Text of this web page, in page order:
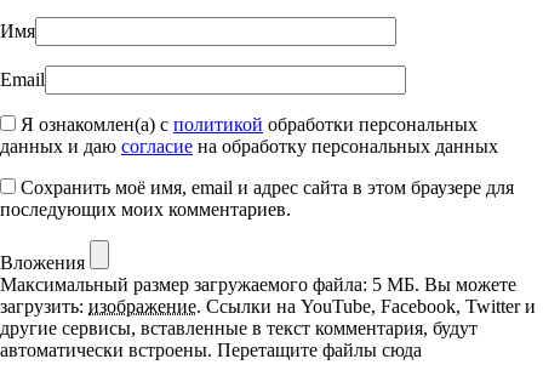
Имя
Email
Я ознакомлен(а) с политикой обработки персональных
данных и даю согласие на обработку персональных данных
Сохранить моё имя, email и адрес сайта в этом браузере для
последующих моих комментариев.
Вложения
Максимальный размер загружаемого файла: 5 МБ. Вы можете
загрузить: изображение. Ссылки на YouTube, Facebook, Twitter и
другие сервисы, вставленные в текст комментария, будут
автоматически встроены. Перетащите файлы сюда